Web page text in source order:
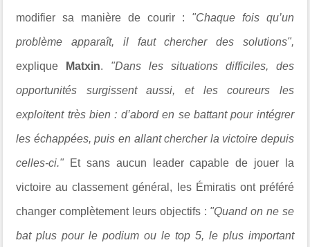
modifier sa manière de courir : "Chaque fois qu’un
problème apparaît, il faut chercher des solutions",
explique Matxin. "Dans les situations difficiles, des
opportunités surgissent aussi, et les coureurs les
exploitent très bien : d’abord en se battant pour intégrer
les échappées, puis en allant chercher la victoire depuis
celles-ci." Et sans aucun leader capable de jouer la
victoire au classement général, les Émiratis ont préféré
changer complètement leurs objectifs : "Quand on ne se
bat plus pour le podium ou le top 5, le plus important